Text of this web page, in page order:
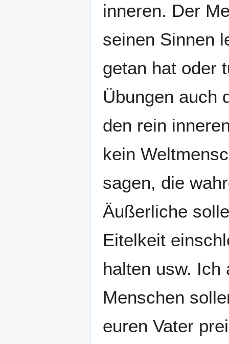
inneren. Der
seinen Sinnen
getan hat oder
Übungen auch
den rein
kein
sagen, die
Äußerliche
Eitelkeit
halten usw. Ich
Menschen
euren Vater